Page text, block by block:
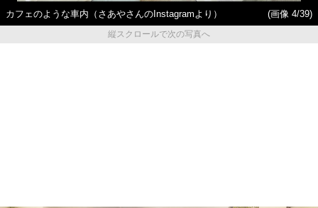
カフェのような車内（さあやさんのInstagramより）
(画像 4/39)
縦スクロールで次の写真へ